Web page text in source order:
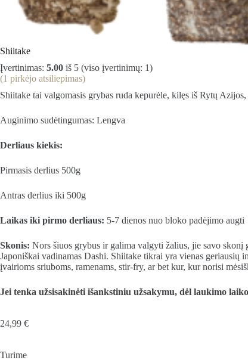
Shiitake
Įvertinimas: 5.00 iš 5 (viso įvertinimų: 1)
(1 pirkėjo atsiliepimas)
Shiitake tai valgomasis grybas ruda kepurėle, kilęs iš Rytų
Auginimo sudėtingumas: Lengva
Derliaus kiekis:
Pirmasis derlius 500g
Antras derlius iki 500g
Laikas iki pirmo derliaus: 5-7 dienos nuo bloko padėjimo augti
Skonis: Nors šiuos grybus ir galima valgyti žalius, jie savo skonį
Japoniškai vadinamas Dashi. Shiitake tikrai yra vienas
įvairioms sriuboms, ramenams, stir-fry, ar bet kur, kur norisi
Jei tenka užsisakinėti išankstiniu užsakymu, dėl laukimo
24,99 €
Turime